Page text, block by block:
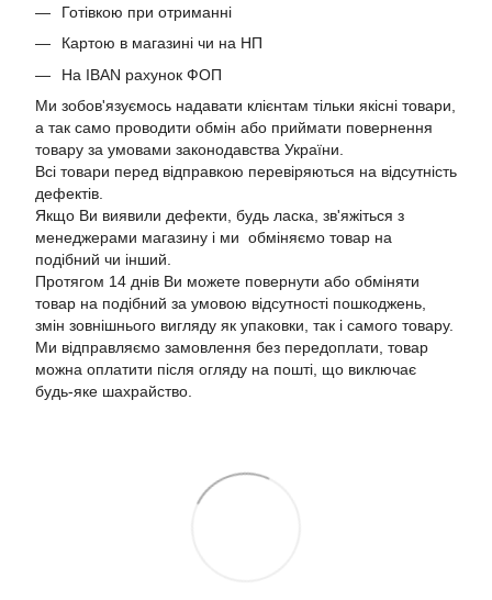
Готівкою при отриманні
Картою в магазині чи на НП
На IBAN рахунок ФОП
Ми зобов'язуємось надавати клієнтам тільки якісні товари,
а так само проводити обмін або приймати повернення
товару за умовами законодавства України.
Всі товари перед відправкою перевіряються на відсутність
дефектів.
Якщо Ви виявили дефекти, будь ласка, зв'яжіться з
менеджерами магазину і ми обміняємо товар на
подібний чи інший.
Протягом 14 днів Ви можете повернути або обміняти
товар на подібний за умовою відсутності пошкоджень,
змін зовнішнього вигляду як упаковки, так і самого товару.
Ми відправляємо замовлення без передоплати, товар
можна оплатити після огляду на пошті, що виключає
будь-яке шахрайство.